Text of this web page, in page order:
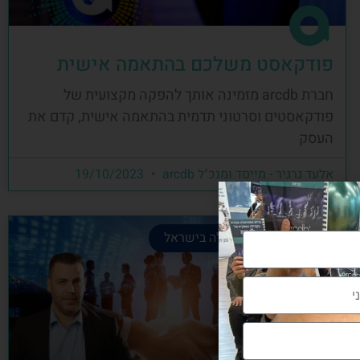
פודקאסט משלכם בהתאמה אישית
חברת arcdb מזמינה אותך להפקה מקצועית של
פודקאסטים וסרטוני תדמית בהתאמה אישית, קדם את
העסק
אלעד גרגיר - מייסד ומנכ"ל arcdb
קהילת הבניה המובילה בישראל